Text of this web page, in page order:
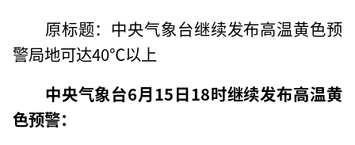
原标题：中央气象台继续发布高温黄色预
警局地可达40℃以上
中央气象台6月15日18时继续发布高温黄
色预警：